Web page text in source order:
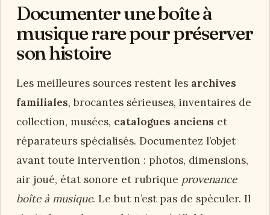
Documenter une boîte à
musique rare pour préserver
son histoire
Les meilleures sources restent les archives
familiales, brocantes sérieuses, inventaires de
collection, musées, catalogues anciens et
réparateurs spécialisés. Documentez l’objet
avant toute intervention : photos, dimensions,
air joué, état sonore et rubrique provenance
boîte à musique. Le but n’est pas de spéculer. Il